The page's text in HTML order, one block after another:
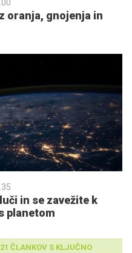
oranja, gnojenja in
in se zavežite k
planetom
ČLANKOV S KLJUČNO